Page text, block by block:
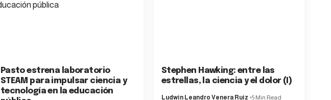
Pasto estrena laboratorio
STEAM para impulsar ciencia y
tecnología en la educación
Stephen Hawking: entre las
estrellas, la ciencia y el dolor (I)
Ludwin Leandro Venera Ruiz 5 Min Read